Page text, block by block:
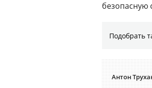
безопасную
Подобрать
Антон